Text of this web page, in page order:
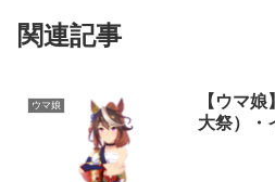
関連記事
ウマ娘
【ウマ
大祭）・